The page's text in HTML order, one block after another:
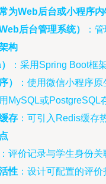
为Web后台或小程序内
后台管理系统）
：
构
：采用Spring Boot框
）
：使用微信小程序
用MySQL或
存 ：可引入Redis缓存
：评价记录与学生身份
性 ：设计可配置的评